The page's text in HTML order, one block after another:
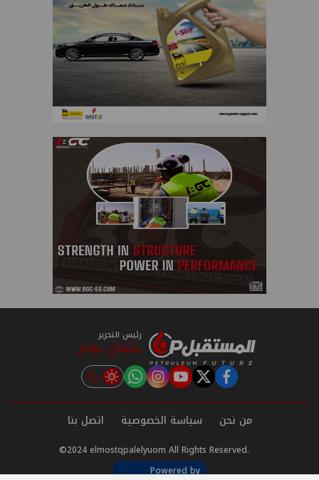
رئيس التحرير
عثمان علام
facebook
twitter
youtube
instagram
tiktok
من نحن سياسة الخصوصية اتصل بنا
©2024 elmostqpalelyuom All Rights Reserved.
Powered by